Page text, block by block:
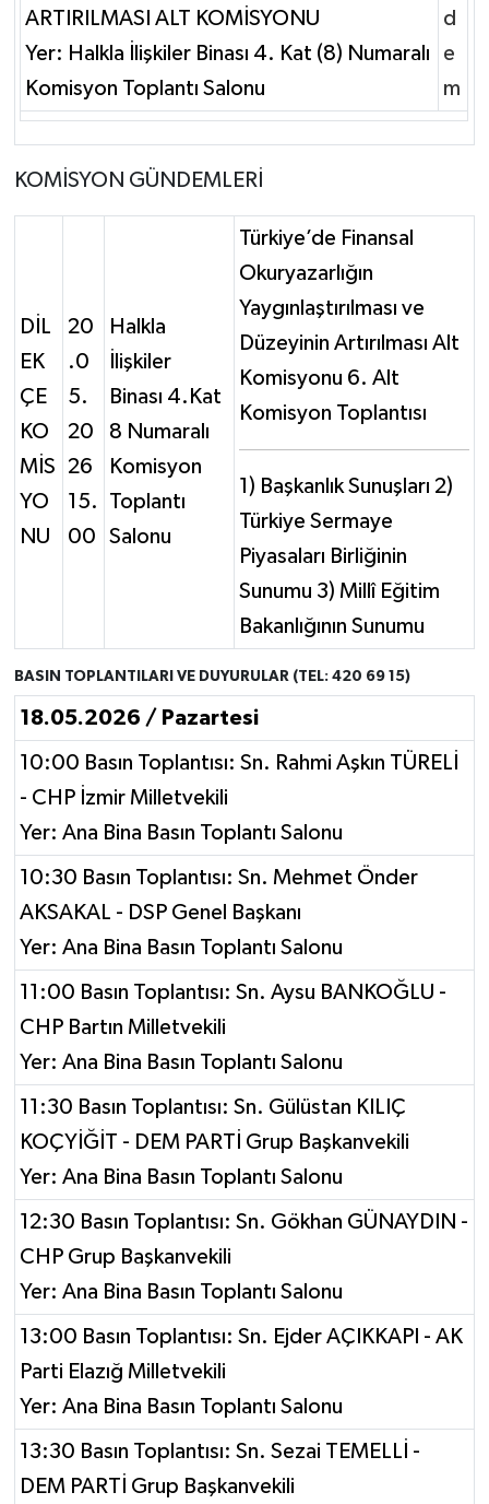
ARTIRILMASI ALT KOMİSYONU
Yer: Halkla İlişkiler Binası 4. Kat (8) Numaralı
Komisyon Toplantı Salonu
d
e
m
KOMİSYON GÜNDEMLERİ
DİL
EK
ÇE
KO
MİS
YO
NU
20
.0
5.
20
26
15.
00
Halkla
İlişkiler
Binası 4.Kat
8 Numaralı
Komisyon
Toplantı
Salonu
Türkiye’de Finansal
Okuryazarlığın
Yaygınlaştırılması ve
Düzeyinin Artırılması Alt
Komisyonu 6. Alt
Komisyon Toplantısı
1) Başkanlık Sunuşları 2)
Türkiye Sermaye
Piyasaları Birliğinin
Sunumu 3) Millî Eğitim
Bakanlığının Sunumu
BASIN TOPLANTILARI VE DUYURULAR (TEL: 420 69 15)
18.05.2026 / Pazartesi
10:00 Basın Toplantısı: Sn. Rahmi Aşkın TÜRELİ
- CHP İzmir Milletvekili
Yer: Ana Bina Basın Toplantı Salonu
10:30 Basın Toplantısı: Sn. Mehmet Önder
AKSAKAL - DSP Genel Başkanı
Yer: Ana Bina Basın Toplantı Salonu
11:00 Basın Toplantısı: Sn. Aysu BANKOĞLU -
CHP Bartın Milletvekili
Yer: Ana Bina Basın Toplantı Salonu
11:30 Basın Toplantısı: Sn. Gülüstan KILIÇ
KOÇYİĞİT - DEM PARTİ Grup Başkanvekili
Yer: Ana Bina Basın Toplantı Salonu
12:30 Basın Toplantısı: Sn. Gökhan GÜNAYDIN -
CHP Grup Başkanvekili
Yer: Ana Bina Basın Toplantı Salonu
13:00 Basın Toplantısı: Sn. Ejder AÇIKKAPI - AK
Parti Elazığ Milletvekili
Yer: Ana Bina Basın Toplantı Salonu
13:30 Basın Toplantısı: Sn. Sezai TEMELLİ -
DEM PARTİ Grup Başkanvekili